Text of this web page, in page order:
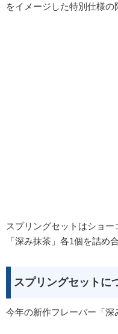
をイメージした特別仕様の
スプリングセットはショ
「深み抹茶」各1個を詰め
スプリングセットに
今年の新作フレーバー「深